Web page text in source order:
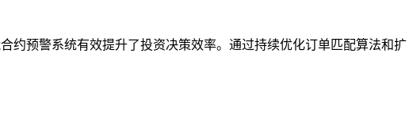
约预警系统有效提升了投资决策效率。通过持续优化订单匹配算法和扩